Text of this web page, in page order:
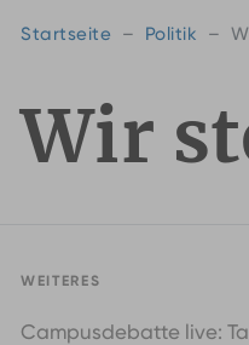
Startseite Politik
Wir
WEITERES
Campusdebatte live: